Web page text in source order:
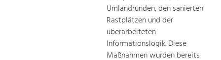
Umlandrunden, den sanierten
Rastplätzen und der
überarbeiteten
Informationslogik. Diese
Maßnahmen wurden bereits